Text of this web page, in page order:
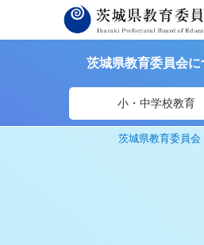
茨城県教育委員会に
小・中学校教育
茨城県教育委員会